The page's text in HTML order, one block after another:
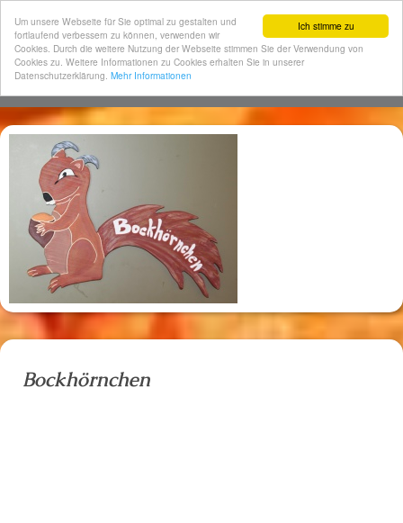
Ich stimme zu
Um unsere Webseite für Sie optimal zu gestalten und
fortlaufend verbessern zu können, verwenden wir
Cookies. Durch die weitere Nutzung der Webseite stimmen Sie der Verwendung von
Cookies zu. Weitere Informationen zu Cookies erhalten Sie in unserer
Datenschutzerklärung. Mehr Informationen
Bockhörnchen